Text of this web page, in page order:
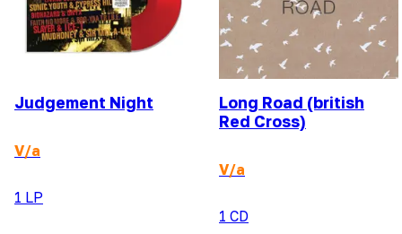
Judgement Night
V/a
1 LP
Long Road (british
Red Cross)
V/a
1 CD